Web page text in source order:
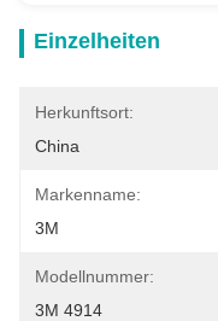
Einzelheiten
Herkunftsort:
China
Markenname:
3M
Modellnummer:
3M 4914